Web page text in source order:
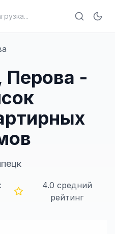
Перова -
4.0 средний
рейтинг